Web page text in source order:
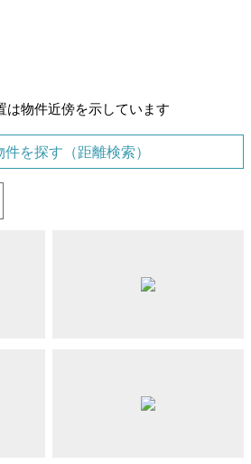
物件近傍を示しています
を探す（距離検索）